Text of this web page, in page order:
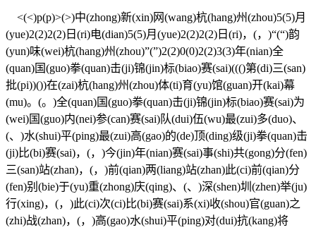
<(<)p(p)>(>)中(zhong)新(xin)网(wang)杭(hang)州(zhou)5(5)月
(yue)2(2)2(2)日(ri)电(dian)5(5)月(yue)2(2)2(2)日(ri)，(，)“(“)韵
(yun)味(wei)杭(hang)州(zhou)”(”)2(2)0(0)2(2)3(3)年(nian)全
(quan)国(guo)拳(quan)击(ji)锦(jin)标(biao)赛(sai)((()第(di)三(san)
批(pi))())在(zai)杭(hang)州(zhou)体(ti)育(yu)馆(guan)开(kai)幕
(mu)。(。)全(quan)国(guo)拳(quan)击(ji)锦(jin)标(biao)赛(sai)为
(wei)国(guo)内(nei)参(can)赛(sai)队(dui)伍(wu)最(zui)多(duo)、
(、)水(shui)平(ping)最(zui)高(gao)的(de)顶(ding)级(ji)拳(quan)击
(ji)比(bi)赛(sai)，(，)今(jin)年(nian)赛(sai)事(shi)共(gong)分(fen)
三(san)站(zhan)，(，)前(qian)两(liang)站(zhan)此(ci)前(qian)分
(fen)别(bie)于(yu)重(zhong)庆(qing)、(、)深(shen)圳(zhen)举(ju)
行(xing)，(，)此(ci)次(ci)比(bi)赛(sai)系(xi)收(shou)官(guan)之
(zhi)战(zhan)，(，)高(gao)水(shui)平(ping)对(dui)抗(kang)将